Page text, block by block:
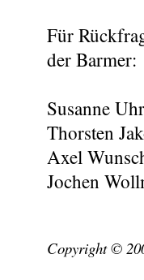
Für
der Barmer:
Susanne
Thorsten
Axel
Jochen
Copyright ©